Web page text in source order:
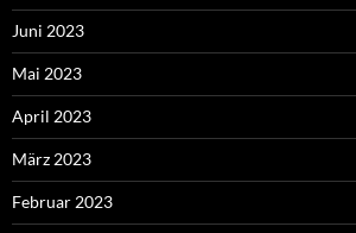
Juni 2023
Mai 2023
April 2023
März 2023
Februar 2023